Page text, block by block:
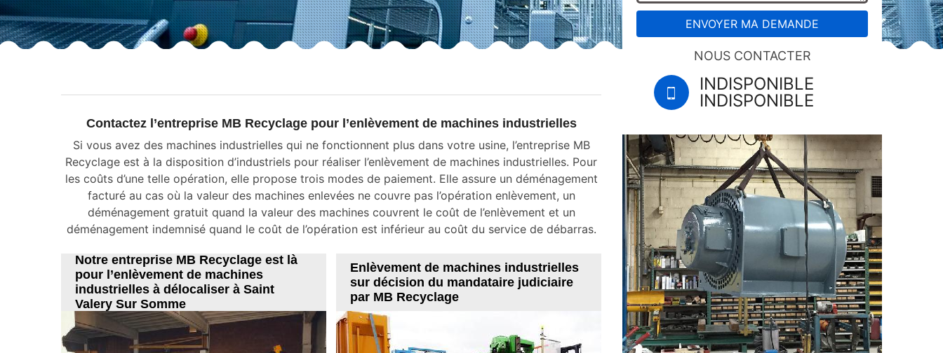
Contactez l’entreprise MB Recyclage pour l’enlèvement de machines industrielles
Si vous avez des machines industrielles qui ne fonctionnent plus dans votre usine, l’entreprise MB
Recyclage est à la disposition d’industriels pour réaliser l’enlèvement de machines industrielles. Pour
les coûts d’une telle opération, elle propose trois modes de paiement. Elle assure un déménagement
facturé au cas où la valeur des machines enlevées ne couvre pas l’opération enlèvement, un
déménagement gratuit quand la valeur des machines couvrent le coût de l’enlèvement et un
déménagement indemnisé quand le coût de l’opération est inférieur au coût du service de débarras.
Notre entreprise MB Recyclage est là
pour l’enlèvement de machines
industrielles à délocaliser à Saint
Valery Sur Somme
Enlèvement de machines industrielles
sur décision du mandataire judiciaire
par MB Recyclage
NOUS CONTACTER
INDISPONIBLE
INDISPONIBLE